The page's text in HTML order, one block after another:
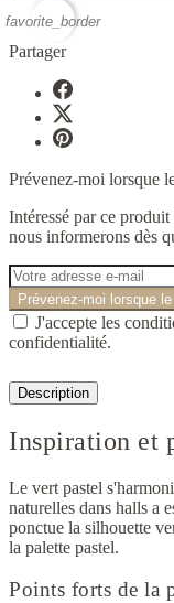
favorite_border
Partager
Prévenez-moi lorsque
Intéressé par ce
nous informerons dès
Prévenez-moi lorsque
J'accepte les
confidentialité.
Description
Inspiration et
Le vert pastel
naturelles dans halls a
ponctue la silhouette
la palette pastel.
Points forts de la